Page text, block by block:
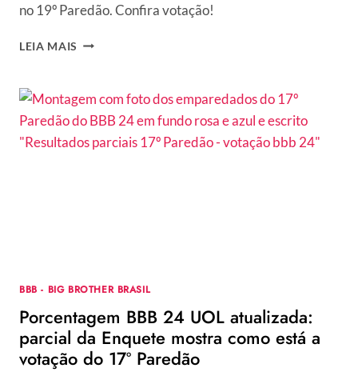
no 19º Paredão. Confira votação!
LEIA MAIS PORCENTAGEM
ATUALIZADA:
PARCIAL
DA
PAREDÃO
BBB - BIG BROTHER BRASIL
Porcentagem BBB 24 UOL atualizada:
parcial da Enquete mostra como está a
votação do 17º Paredão